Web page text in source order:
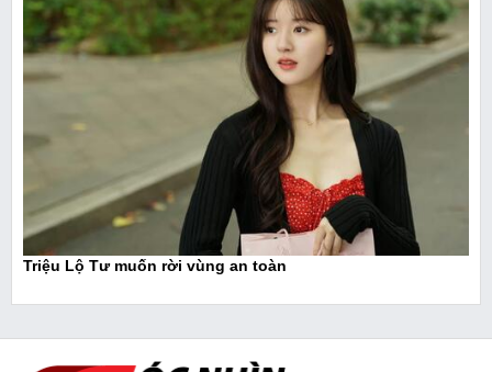
Triệu Lộ Tư muốn rời vùng an toàn